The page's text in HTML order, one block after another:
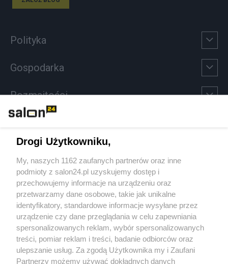
Polityka
Gospodarka
Rozmaitości
Sport
Społeczeństwo
Kultura
X Facebook Instagram Youtube
Drogi Użytkowniku,
My, naszych 1162 zaufanych partnerów oraz inne
podmioty z salon24.pl uzyskujemy dostęp i
przechowujemy informacje na urządzeniu oraz
przetwarzamy dane osobowe, takie jak unikalne
identyfikatory, standardowe informacje wysyłane przez
urządzenie czy dane przeglądania w celu zapewniania
spersonalizowanych reklam, wybór spersonalizowanych
treści, pomiar reklam i treści, badanie odbiorców oraz
ulepszanie usług. Za zgodą Użytkownika my i Zaufani
Partnerzy możemy używać dokładnych danych